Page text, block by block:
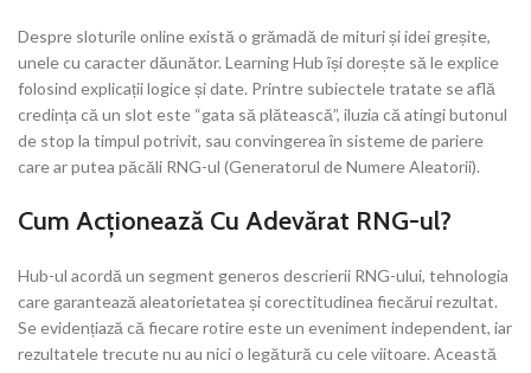
Despre sloturile online există o grămadă de mituri și idei greșite,
unele cu caracter dăunător. Learning Hub își dorește să le explice
folosind explicații logice și date. Printre subiectele tratate se află
credința că un slot este “gata să plătească”, iluzia că atingi butonul
de stop la timpul potrivit, sau convingerea în sisteme de pariere
care ar putea păcăli RNG-ul (Generatorul de Numere Aleatorii).
Cum Acționează Cu Adevărat RNG-ul?
Hub-ul acordă un segment generos descrierii RNG-ului, tehnologia
care garantează aleatorietatea și corectitudinea fiecărui rezultat.
Se evidențiază că fiecare rotire este un eveniment independent, iar
rezultatele trecute nu au nici o legătură cu cele viitoare. Această